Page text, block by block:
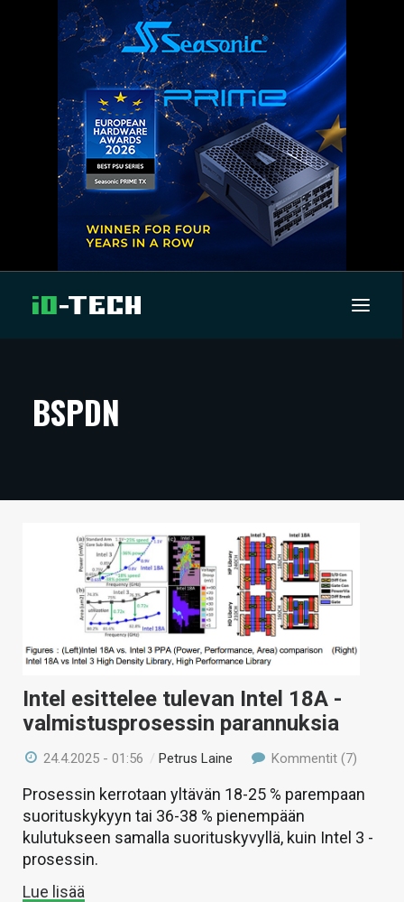
ARTIKKELIT
TECHBBS
VAIHDA TEEMA
BSPDN
Intel esittelee tulevan Intel 18A -
valmistusprosessin parannuksia
24.4.2025 - 01:56 /Petrus Laine Kommentit (7)
Prosessin kerrotaan yltävän 18-25 % parempaan
suorituskykyyn tai 36-38 % pienempään
kulutukseen samalla suorituskyvyllä, kuin Intel 3 -
prosessin.
Lue lisää